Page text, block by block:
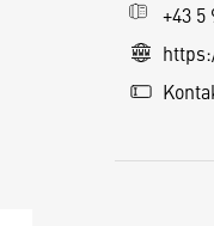
+43 5